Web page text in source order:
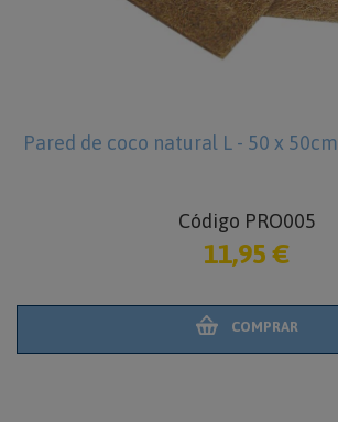
Pared de coco natural L - 50 x 50cm
Código PRO005
11,95 €
COMPRAR